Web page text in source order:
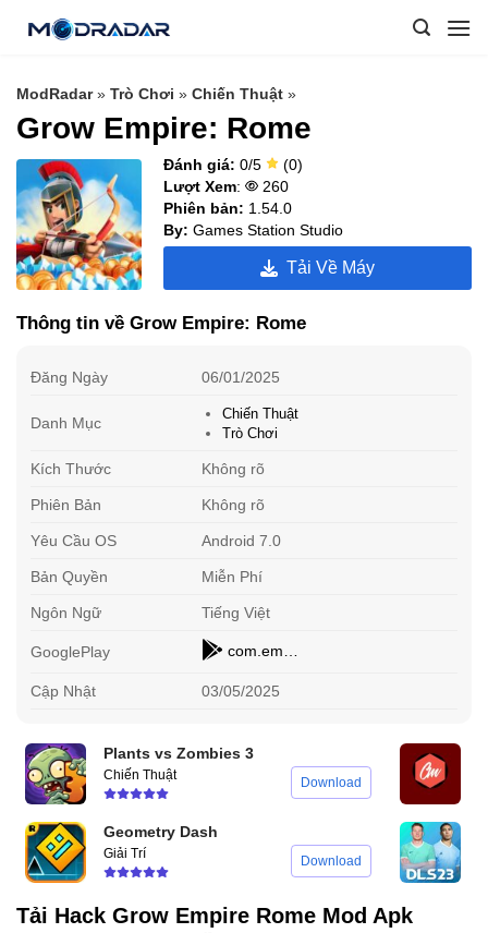
ModRadar» Trò Chơi » Chiến Thuật »
Grow Empire: Rome
Đánh giá: 0/5
(0)
Lượt Xem:
260
Phiên bản: 1.54.0
By: Games Station Studio
Tải Về Máy
Thông tin về Grow Empire: Rome
Đăng Ngày 06/01/2025
Danh Mục
Chiến Thuật
Trò Chơi
Kích Thước Không rõ
Phiên Bản Không rõ
Yêu Cầu OS Android 7.0
Bản Quyền Miễn Phí
Ngôn Ngữ Tiếng Việt
GooglePlay
Cập Nhật 03/05/2025
Plants vs Zombies 3
Chiến Thuật Download
Geometry Dash
Giải Trí Download
Tải Hack Grow Empire Rome Mod Apk